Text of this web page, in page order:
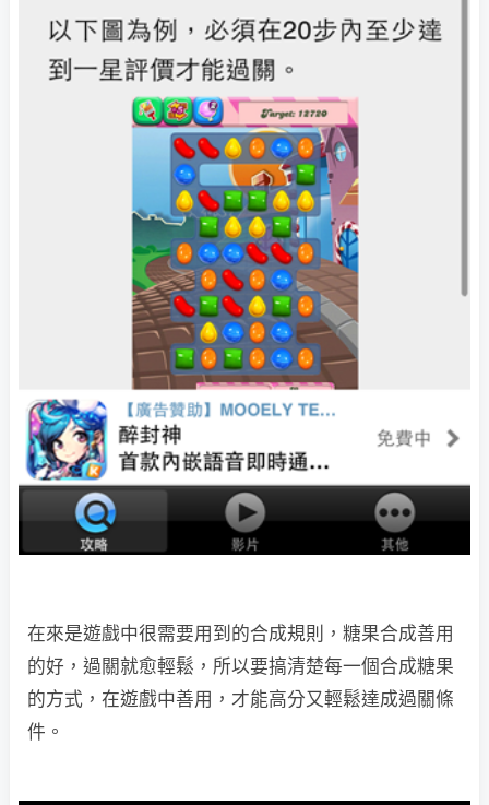
在來是遊戲中很需要用到的合成規則，糖果合成善用
的好，過關就愈輕鬆，所以要搞清楚每一個合成糖果
的方式，在遊戲中善用，才能高分又輕鬆達成過關條
件。